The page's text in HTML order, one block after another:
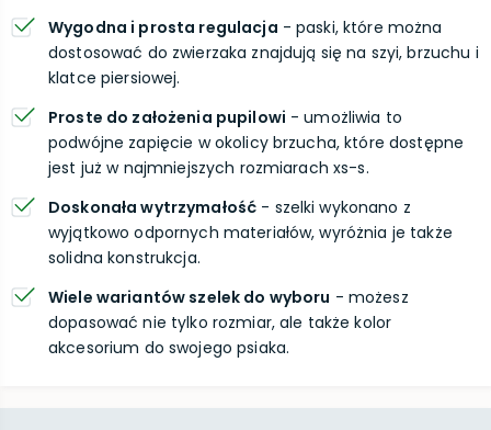
Wygodna i prosta regulacja - paski, które można
dostosować do zwierzaka znajdują się na szyi, brzuchu i
klatce piersiowej.
Proste do założenia pupilowi - umożliwia to
podwójne zapięcie w okolicy brzucha, które dostępne
jest już w najmniejszych rozmiarach xs-s.
Doskonała wytrzymałość - szelki wykonano z
wyjątkowo odpornych materiałów, wyróżnia je także
solidna konstrukcja.
Wiele wariantów szelek do wyboru - możesz
dopasować nie tylko rozmiar, ale także kolor
akcesorium do swojego psiaka.